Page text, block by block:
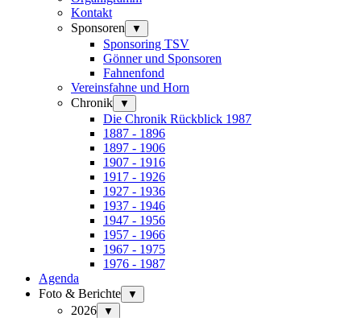
Kontakt
Sponsoren
▼
Sponsoring TSV
Gönner und Sponsoren
Fahnenfond
Vereinsfahne und Horn
Chronik
▼
Die Chronik Rückblick 1987
1887 - 1896
1897 - 1906
1907 - 1916
1917 - 1926
1927 - 1936
1937 - 1946
1947 - 1956
1957 - 1966
1967 - 1975
1976 - 1987
Agenda
Foto & Berichte
▼
2026 ▼